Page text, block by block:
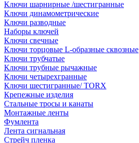
Ключи шарнирные /шестигранные
Ключи динамометрические
Ключи разводные
Наборы ключей
Ключи свечные
Ключи торцовые L-образные сквозные
Ключи трубчатые
Ключи трубные рычажные
Ключи четырехгранные
Ключи шестигранные/ TORX
Крепежные изделия
Стальные тросы и канаты
Монтажные ленты
Фумлента
Лента сигнальная
Стрейч пленка